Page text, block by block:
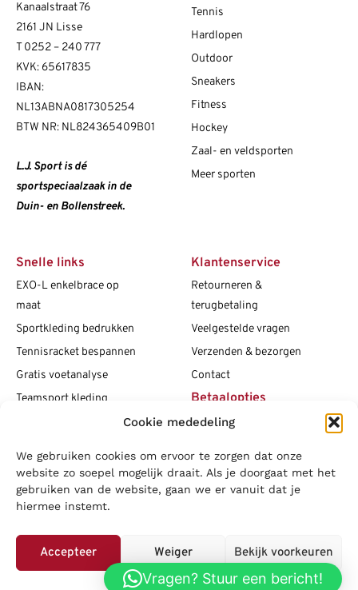
Cookie mededeling
We gebruiken cookies om ervoor te zorgen dat onze
website zo soepel mogelijk draait. Als je doorgaat met het
gebruiken van de website, gaan we er vanuit dat je
hiermee instemt.
Accepteer Weiger Bekijk voorkeuren
Kanaalstraat 76
2161 JN Lisse
T0252 – 240 777
KVK: 65617835
IBAN:
NL13ABNA0817305254
BTW NR: NL824365409B01
L.J. Sport is dé
sportspeciaalzaak in de
Duin- en Bollenstreek.
Tennis
Hardlopen
Outdoor
Sneakers
Fitness
Hockey
Zaal- en veldsporten
Meer sporten
Snelle links
EXO-L enkelbrace op
maat
Sportkleding bedrukken
Tennisracket bespannen
Gratis voetanalyse
Teamsport kleding
Vacatures
Blogs
Klantenservice
Retourneren &
terugbetaling
Veelgestelde vragen
Verzenden & bezorgen
Contact
Betaalopties
Social media
LOWA|Adidas| Mizuno| Nike|Speedo|Asics |Babolat|Falke
|
Vragen? Stuur een bericht!